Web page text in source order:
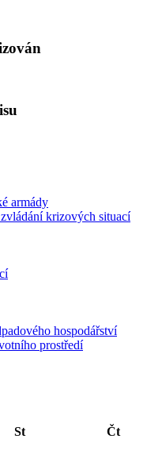
armády
krizových situací
hospodářství
prostředí
St Čt